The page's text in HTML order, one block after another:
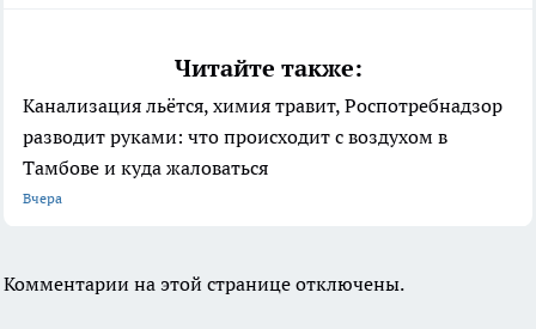
Читайте также:
Канализация льётся, химия травит, Роспотребнадзор
разводит руками: что происходит с воздухом в
Тамбове и куда жаловаться
Вчера
Комментарии на этой странице отключены.